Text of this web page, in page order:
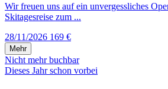
Wir freuen uns auf ein unvergessliches
Skitagesreise zum ...
28/11/2026 169 €
Mehr
Nicht mehr buchbar
Dieses Jahr schon vorbei